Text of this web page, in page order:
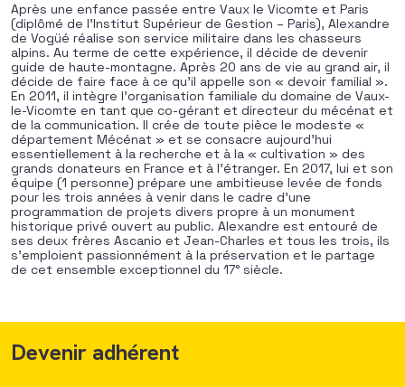
Après une enfance passée entre Vaux le Vicomte et Paris
(diplômé de l’Institut Supérieur de Gestion – Paris), Alexandre
de Vogüé réalise son service militaire dans les chasseurs
alpins. Au terme de cette expérience, il décide de devenir
guide de haute-montagne. Après 20 ans de vie au grand air, il
décide de faire face à ce qu’il appelle son « devoir familial ».
En 2011, il intègre l’organisation familiale du domaine de Vaux-
le-Vicomte en tant que co-gérant et directeur du mécénat et
de la communication. Il crée de toute pièce le modeste «
département Mécénat » et se consacre aujourd’hui
essentiellement à la recherche et à la « cultivation » des
grands donateurs en France et à l’étranger. En 2017, lui et son
équipe (1 personne) prépare une ambitieuse levée de fonds
pour les trois années à venir dans le cadre d’une
programmation de projets divers propre à un monument
historique privé ouvert au public. Alexandre est entouré de
ses deux frères Ascanio et Jean-Charles et tous les trois, ils
s’emploient passionnément à la préservation et le partage
de cet ensemble exceptionnel du 17° siècle.
Devenir adhérent